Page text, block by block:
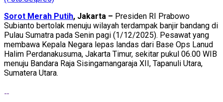
Sorot Merah Putih, Jakarta – Presiden RI Prabowo
Subianto bertolak menuju wilayah terdampak banjir bandang di
Pulau Sumatra pada Senin pagi (1/12/2025). Pesawat yang
membawa Kepala Negara lepas landas dari Base Ops Lanud
Halim Perdanakusuma, Jakarta Timur, sekitar pukul 06.00 WIB
menuju Bandara Raja Sisingamangaraja XII, Tapanuli Utara,
Sumatera Utara.